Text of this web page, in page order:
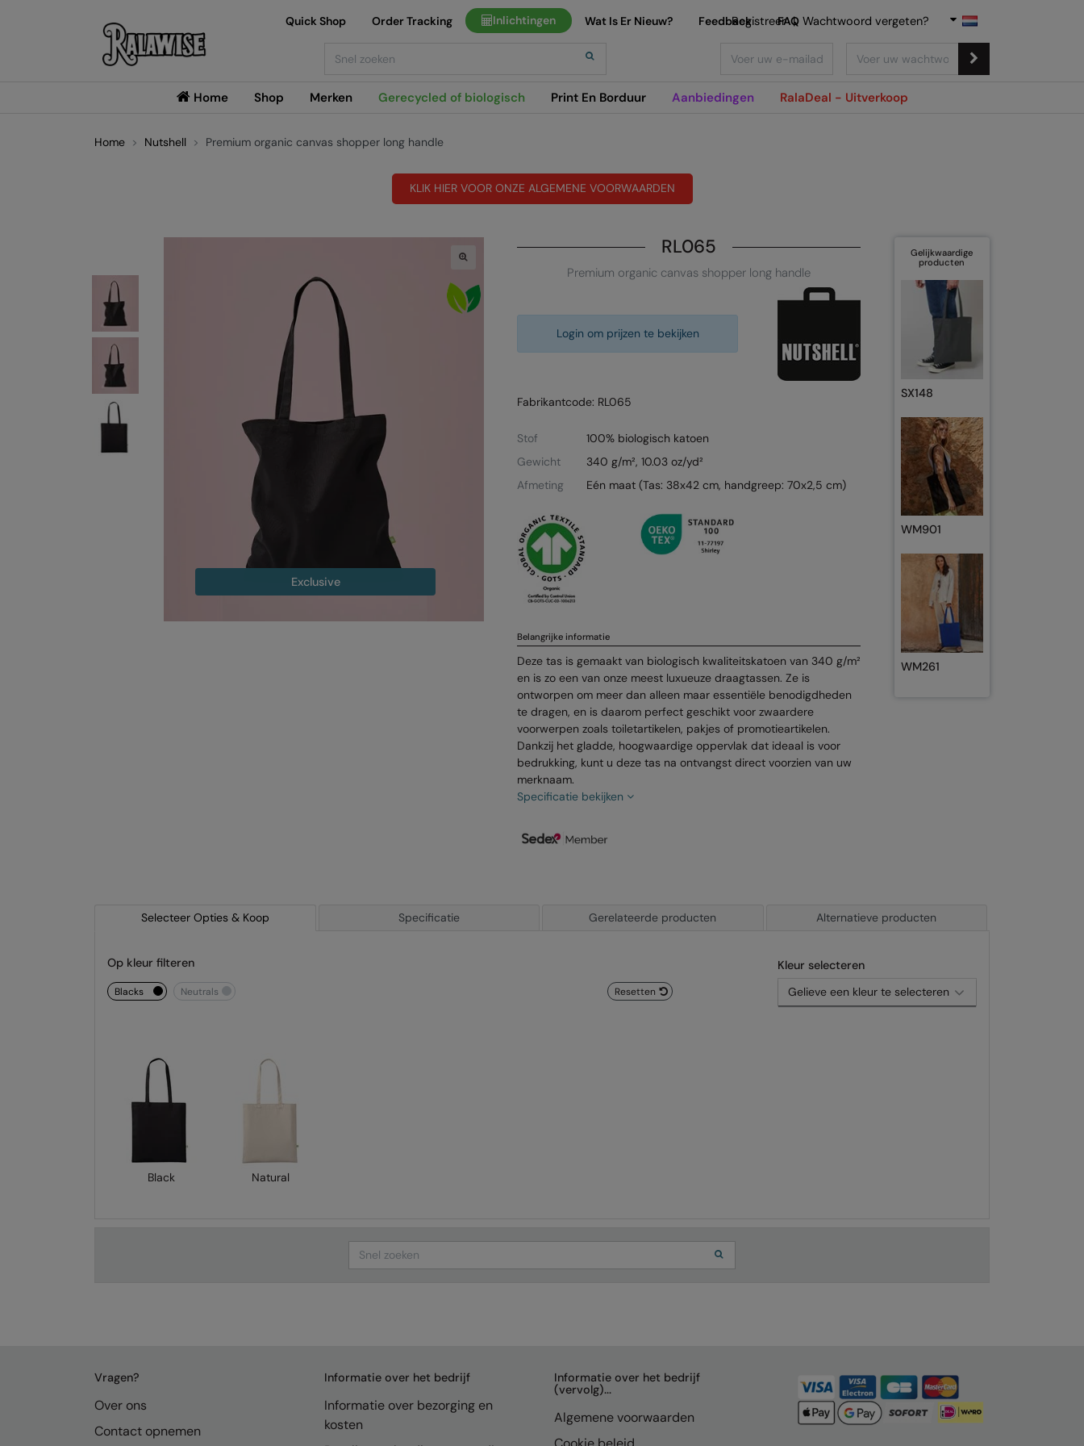
Home Shop Merken Gerecycled of biologisch Print En Borduur Aanbiedingen RalaDeal - Uitverkoop
Quick Shop Order Tracking Inlichtingen Wat Is Er Nieuw? Feedback FAQ
Registreer | Wachtwoord vergeten?
Home Nutshell Premium organic canvas shopper long handle
KLIK HIER VOOR ONZE ALGEMENE VOORWAARDEN
RL065
Premium organic canvas shopper long handle
Login om prijzen te bekijken
Fabrikantcode: RL065
Stof
100% biologisch katoen
Gewicht
340 g/m², 10.03 oz/yd²
Afmeting
Eén maat (Tas: 38x42 cm, handgreep: 70x2,5 cm)
Belangrijke informatie
Deze tas is gemaakt van biologisch kwaliteitskatoen van 340 g/m²
en is zo een van onze meest luxueuze draagtassen. Ze is
ontworpen om meer dan alleen maar essentiële benodigdheden
te dragen, en is daarom perfect geschikt voor zwaardere
voorwerpen zoals toiletartikelen, pakjes of promotieartikelen.
Dankzij het gladde, hoogwaardige oppervlak dat ideaal is voor
bedrukking, kunt u deze tas na ontvangst direct voorzien van uw
merknaam.
Specificatie bekijken
Exclusive
Gelijkwaardige
producten
SX148
WM901
WM261
Selecteer Opties & Koop Specificatie Gerelateerde producten Alternatieve producten
Kleur selecteren
Op kleur filteren
Resetten
blacks neutrals
Black Natural
Search
Vragen?
Over ons
Contact opnemen
Informatie over het bedrijf
Informatie over bezorging en
kosten
Informatie over het bedrijf
(vervolg)...
Algemene voorwaarden